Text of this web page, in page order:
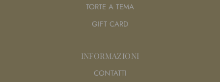
TORTE A TEMA
GIFT CARD
INFORMAZIONI
CONTATTI